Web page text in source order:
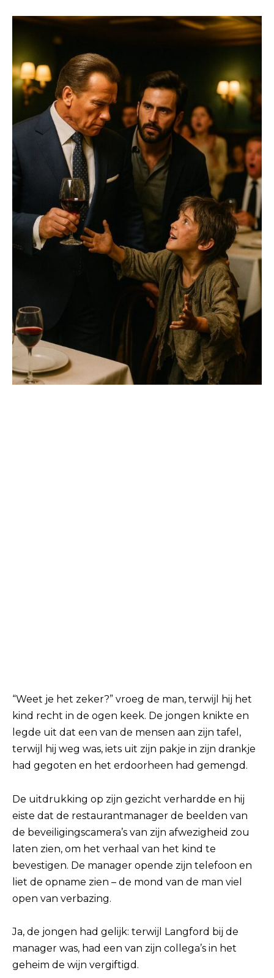
“Weet je het zeker?” vroeg de man, terwijl hij het
kind recht in de ogen keek. De jongen knikte en
legde uit dat een van de mensen aan zijn tafel,
terwijl hij weg was, iets uit zijn pakje in zijn drankje
had gegoten en het erdoorheen had gemengd.
De uitdrukking op zijn gezicht verhardde en hij
eiste dat de restaurantmanager de beelden van
de beveiligingscamera’s van zijn afwezigheid zou
laten zien, om het verhaal van het kind te
bevestigen. De manager opende zijn telefoon en
liet de opname zien – de mond van de man viel
open van verbazing.
Ja, de jongen had gelijk: terwijl Langford bij de
manager was, had een van zijn collega’s in het
geheim de wijn vergiftigd.